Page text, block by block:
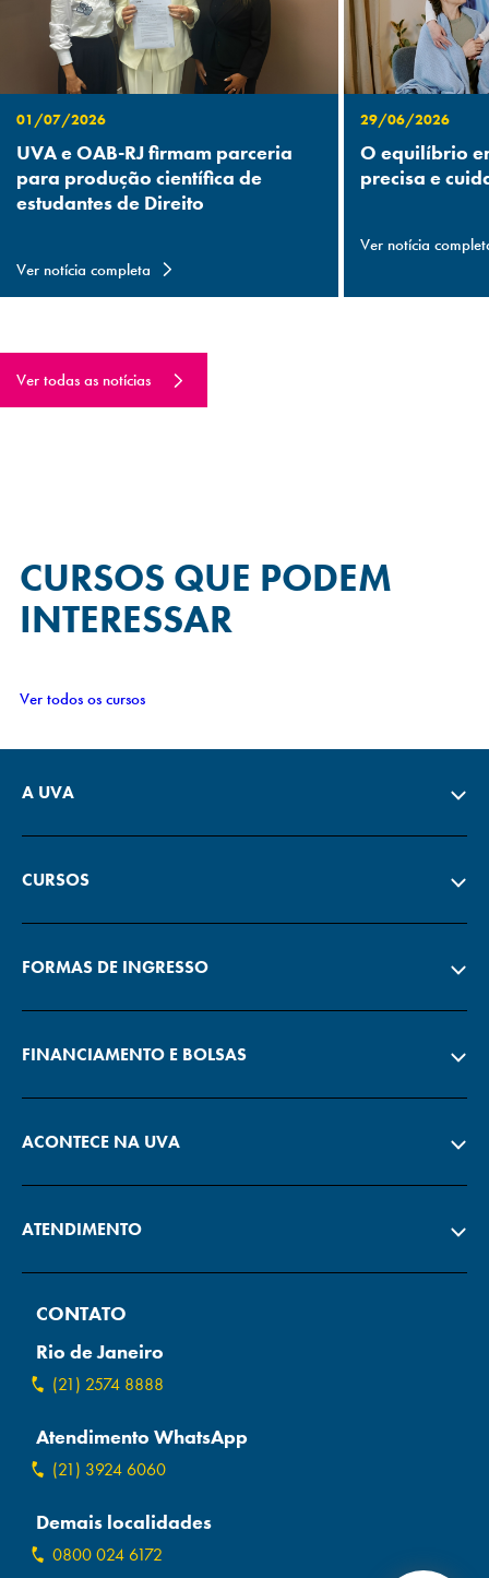
01/07/2026
UVA e OAB-RJ firmam parceria
para produção científica de
estudantes de Direito
Ver notícia completa
29/06/2026
O equilíbrio
precisa e
Ver notícia
Ver todas as notícias
CURSOS QUE PODEM
INTERESSAR
Ver todos os cursos
A UVA
CURSOS
FORMAS DE INGRESSO
FINANCIAMENTO E BOLSAS
ACONTECE NA UVA
ATENDIMENTO
CONTATO
Rio de Janeiro
(21) 2574 8888
Atendimento WhatsApp
(21) 3924 6060
Demais localidades
0800 024 6172